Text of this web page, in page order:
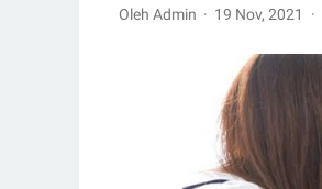
Oleh Admin 19 Nov, 2021